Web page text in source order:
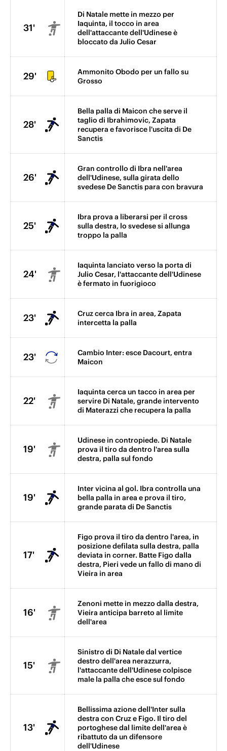
31'
Di Natale mette in mezzo per
Iaquinta, il tocco in area
dell'attaccante dell'Udinese è
bloccato da Julio Cesar
29'
Ammonito Obodo per un fallo su
Grosso
28'
Bella palla di Maicon che serve il
taglio di Ibrahimovic, Zapata
recupera e favorisce l'uscita di De
Sanctis
26'
Gran controllo di Ibra nell'area
dell'Udinese, sulla girata dello
svedese De Sanctis para con bravura
25'
Ibra prova a liberarsi per il cross
sulla destra, lo svedese si allunga
troppo la palla
24'
Iaquinta lanciato verso la porta di
Julio Cesar, l'attaccante dell'Udinese
è fermato in fuorigioco
23'
Cruz cerca Ibra in area, Zapata
intercetta la palla
23'
Cambio Inter: esce Dacourt, entra
Maicon
22'
Iaquinta cerca un tacco in area per
servire Di Natale, grande intervento
di Materazzi che recupera la palla
19'
Udinese in contropiede. Di Natale
prova il tiro da dentro l'area sulla
destra, palla sul fondo
19'
Inter vicina al gol. Ibra controlla una
bella palla in area e prova il tiro,
grande parata di De Sanctis
17'
Figo prova il tiro da dentro l'area, in
posizione defilata sulla destra, palla
deviata in corner. Batte Figo dalla
destra, Pieri vede un fallo di mano di
Vieira in area
16'
Zenoni mette in mezzo dalla destra,
Vieira anticipa barreto al limite
dell'area
15'
Sinistro di Di Natale dal vertice
destro dell'area nerazzurra,
l'attaccante dell'Udinese colpisce
male la palla che esce sul fondo
13'
Bellissima azione dell'Inter sulla
destra con Cruz e Figo. Il tiro del
portoghese dal limite dell'area è
ribattuto da un difensore
dell'Udinese